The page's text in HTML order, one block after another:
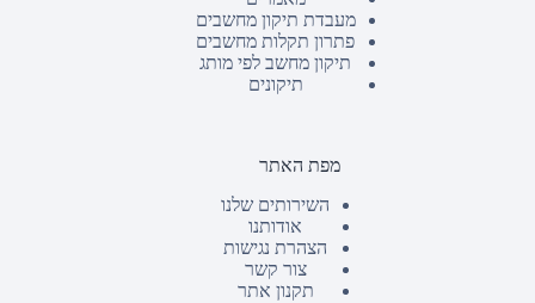
מעבדת תיקון מחשבים
פתרון תקלות מחשבים
תיקון מחשב לפי מותג
תיקונים
מפת האתר
השירותים שלנו
אודותנו
הצהרת נגישות
צור קשר
תקנון אתר